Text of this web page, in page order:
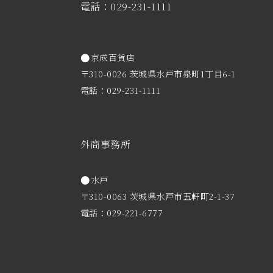
電話：029-231-1111
京成百貨店
〒310-0026 茨城県水戸市泉町1丁目6-1
電話：029-231-1111
外商事務所
水戸
〒310-0063 茨城県水戸市五軒町2-1-37
電話：029-221-6777